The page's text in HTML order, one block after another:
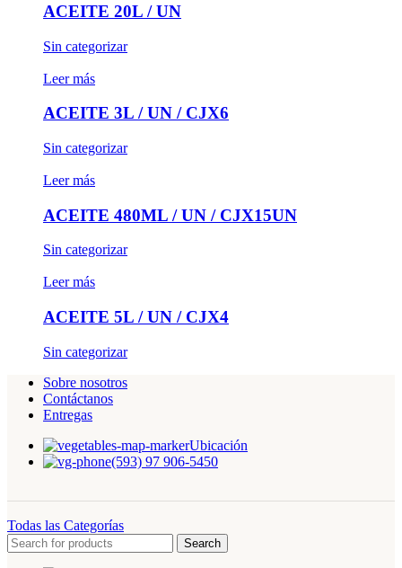
ACEITE 20L / UN
Sin categorizar
Leer más
ACEITE 3L / UN / CJX6
Sin categorizar
Leer más
ACEITE 480ML / UN / CJX15UN
Sin categorizar
Leer más
ACEITE 5L / UN / CJX4
Sin categorizar
Sobre nosotros
Contáctanos
Entregas
Ubicación
(593) 97 906-5450
Todas las Categorías
Search